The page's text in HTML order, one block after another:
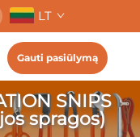
LT
Gauti pasiūlymą
SNIPS
spragos)